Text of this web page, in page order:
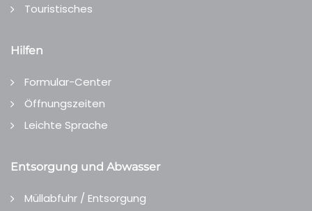
Touristisches
Hilfen
Formular-Center
Öffnungszeiten
Leichte Sprache
Entsorgung und Abwasser
Müllabfuhr / Entsorgung